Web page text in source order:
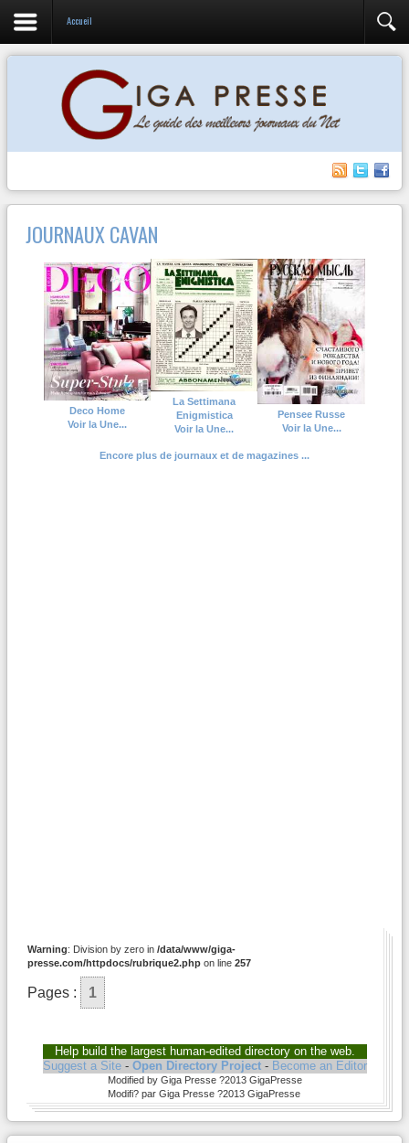
Accueil
JOURNAUX CAVAN
Deco Home
Voir la Une...
La Settimana
Enigmistica
Voir la Une...
Pensee Russe
Voir la Une...
Encore plus de journaux et de magazines ...
Warning: Division by zero in /data/www/giga-
presse.com/httpdocs/rubrique2.php on line 257
Pages : 1
Help build the largest human-edited directory on the web.
Suggest a Site- Open Directory Project- Become an Editor
Modified by Giga Presse ?2013 GigaPresse
Modifi? par Giga Presse ?2013 GigaPresse